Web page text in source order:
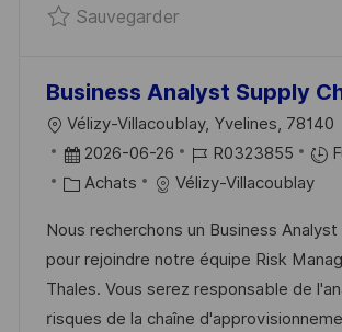
N C
S
E
SauvegarderSauvegarder
Business Analyst Supply
L
O
C
L
I
S
Vélizy-Villacoublay, Yvelines, 78140
D
A
E
D
’
2026-06-26
R
É
É
R
E
R0323855
C
T
É
G
Achats Vélizy-Villacoublay
Nous recherchons un Business Analyst
pour rejoindre notre équipe Risk
Thales. Vous serez responsable de
risques de la chaîne